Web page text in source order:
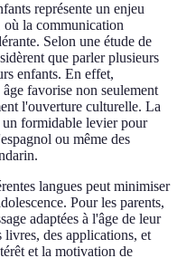
représente un enjeu
où la communication
Selon une étude de
que parler plusieurs
enfants. En effet,
favorise non seulement
l'ouverture culturelle. La
un formidable levier pour
ou même des
langues peut minimiser
Pour les parents,
adaptées à l'âge de leur
livres, des applications, et
et la motivation de